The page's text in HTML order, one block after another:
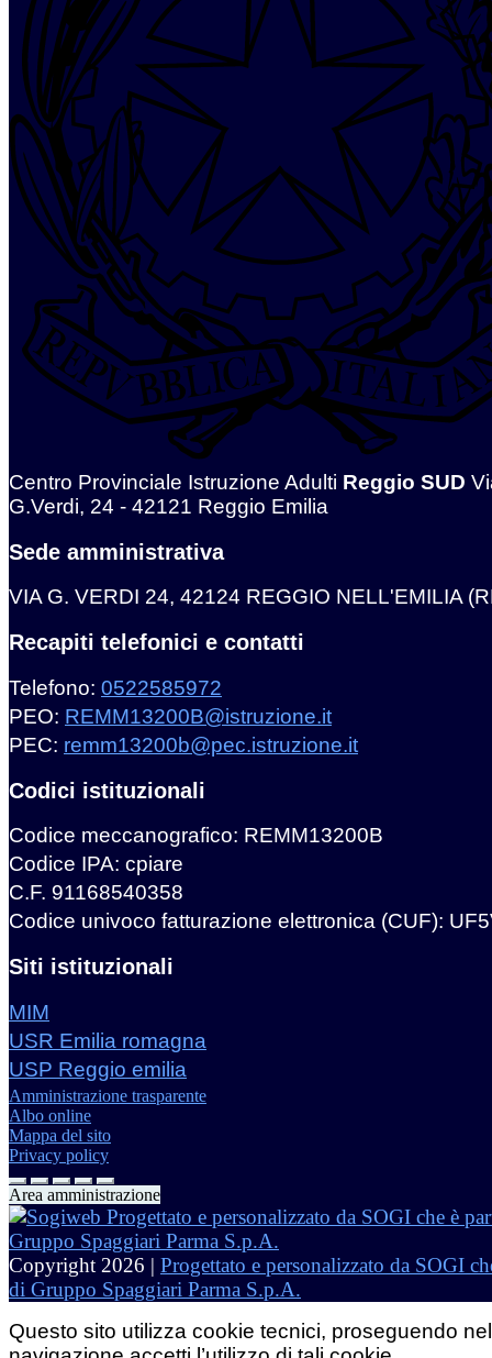
Centro Provinciale Istruzione Adulti Reggio SUD
G.Verdi, 24 - 42121 Reggio Emilia
Sede amministrativa
VIA G. VERDI 24, 42124 REGGIO NELL'EMILIA
Recapiti telefonici e contatti
Telefono: 0522585972
PEO: REMM13200B@istruzione.it
PEC: remm13200b@pec.istruzione.it
Codici istituzionali
Codice meccanografico: REMM13200B
Codice IPA: cpiare
C.F. 91168540358
Codice univoco fatturazione elettronica (CUF):
Siti istituzionali
MIM
USR Emilia romagna
USP Reggio emilia
Amministrazione trasparente
Albo online
Mappa del sito
Privacy policy
Area amministrazione
Copyright 2026 | Progettato e personalizzato da SOGI
di Gruppo Spaggiari Parma S.p.A.
Questo sito utilizza cookie tecnici, proseguendo